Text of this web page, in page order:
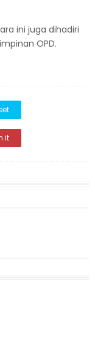
ini juga dihadiri
OPD.
it